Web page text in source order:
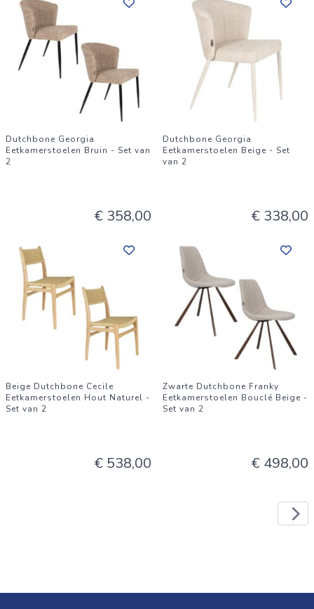
Dutchbone Georgia
Eetkamerstoelen Bruin - Set van
2
€ 358,00
Dutchbone Georgia
Eetkamerstoelen Beige - Set
van 2
€ 338,00
Beige Dutchbone Cecile
Eetkamerstoelen Hout Naturel -
Set van 2
€ 538,00
Zwarte Dutchbone Franky
Eetkamerstoelen Bouclé Beige -
Set van 2
€ 498,00